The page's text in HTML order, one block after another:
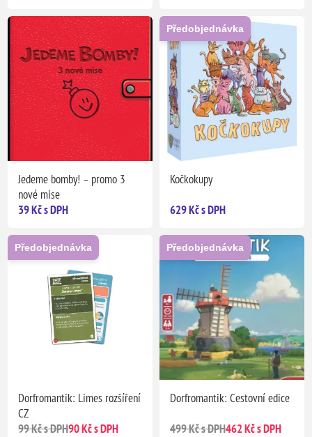
Jedeme bomby! – promo 3
nové mise
39 Kč s DPH
Předobjednávka
Kočkokupy
629 Kč s DPH
Předobjednávka
Dorfromantik: Limes rozšíření
CZ
99 Kč s DPH90 Kč s DPH
Předobjednávka
Dorfromantik: Cestovní edice
499 Kč s DPH462 Kč s DPH